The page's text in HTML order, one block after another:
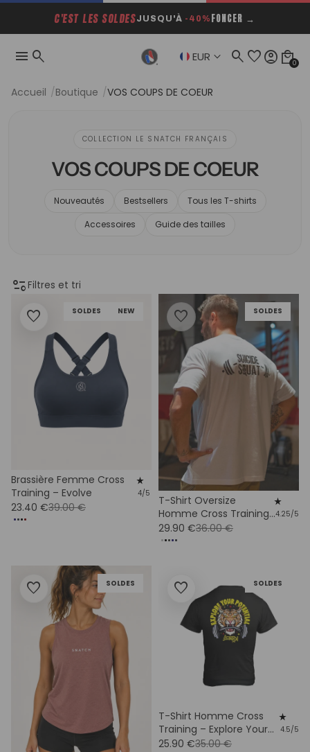
C'EST LES SOLDESJUSQU'À -40% FONCER →
menu search EUR keyboard_arrow_down search favoriteaccount_circle local_mall
0
Accueil Boutique VOS COUPS DE COEUR
COLLECTION LE SNATCH FRANÇAIS
VOS COUPS DE COEUR
Nouveautés Bestsellers
Tous les T-shirts
Accessoires
Guide des tailles
page_info Filtres et tri
SOLDES NEW
favorite
Brassière Femme Cross
Training – Evolve
star_rate
4/5
23.40 €39.00 €
SOLDES
favorite
T-Shirt Oversize
Homme Cross Training
– Suicide Squat Coton
Bio
star_rate
4.25/5
29.90 €36.00 €
SOLDES
favorite SOLDES
favorite
T-Shirt Homme Cross
Training – Explore Your
Potential
star_rate
4.5/5
25.90 €35.00 €